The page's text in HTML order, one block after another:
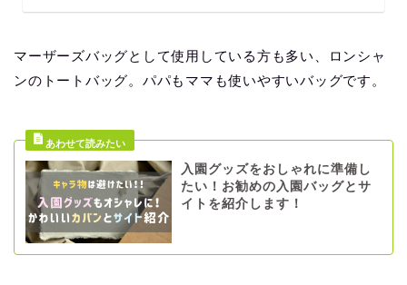
マーザーズバッグとして使用している方も多い、ロンシャ
ンのトートバッグ。パパもママも使いやすいバッグです。
入園グッズをおしゃれに準備し
たい！お勧めの入園バッグとサ
イトを紹介します！